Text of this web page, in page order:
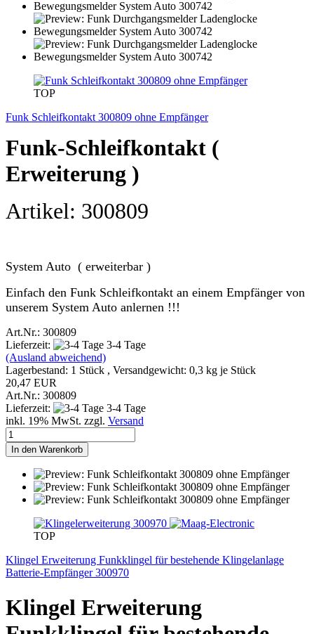
TOP
Funk Schleifkontakt 300809 ohne Empfänger
Funk-Schleifkontakt (
Erweiterung )
Artikel: 300809
System Auto ( erweiterbar )
Einfach den Funk Schleifkontakt an einem Empfänger von
unserem System Auto anlernen !!!
Art.Nr.: 300809
Lieferzeit:
3-4 Tage
(Ausland abweichend)
Lagerbestand: 1 Stück , Versandgewicht: 0,3 kg je Stück
20,47 EUR
Art.Nr.: 300809
Lieferzeit:
3-4 Tage
inkl. 19% MwSt. zzgl. Versand
In den Warenkorb
TOP
Klingel Erweiterung Funkklingel für bestehende Klingelanlage
Batterie-Empfänger 300970
Klingel Erweiterung